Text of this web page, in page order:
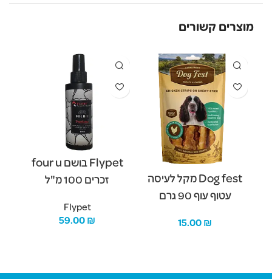
מוצרים קשורים
Dog fest מקל לעיסה
עטוף עוף 90 גרם
15.00 ₪
Flypet בושם four u
זכרים 100 מ"ל
Flypet
59.00 ₪